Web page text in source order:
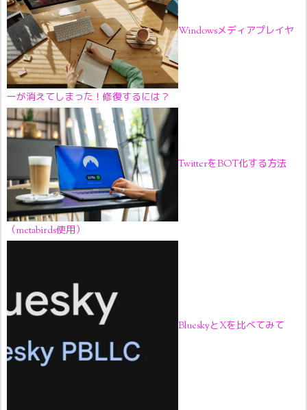
Windowsメディアプレイヤ
ーが消えてしまった！修復するには？
TwitterをBOT化する方法
（metabirds使用）
BlueskyとXを比べてみて